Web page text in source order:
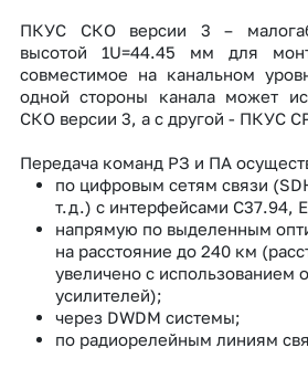
ПКУС СКО версии 3 –
высотой 1U=44.45 мм для
совместимое на канальном
одной стороны канала может
СКО версии 3, а с другой - ПКУС
Передача команд РЗ и ПА
по цифровым сетям связи
т.д.) с интерфейсами C37.94,
напрямую по выделенным
на расстояние до 240 км
увеличено с использованием
усилителей);
через DWDM системы;
по радиорелейным линиям